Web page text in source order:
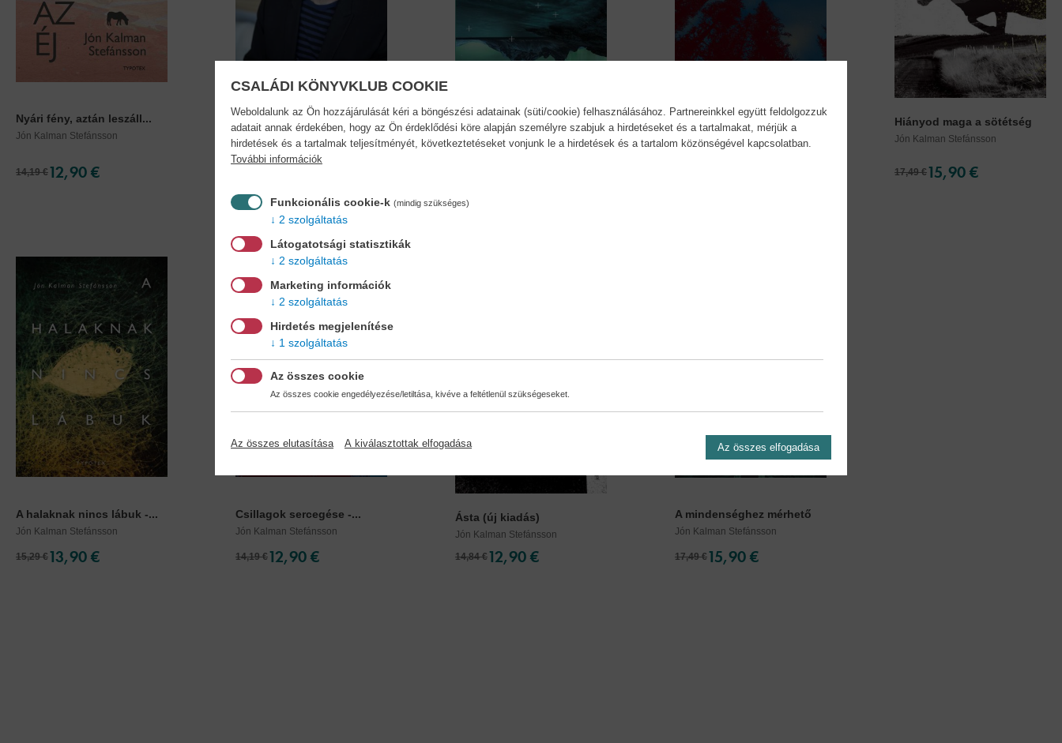
Nyári fény, aztán leszáll...
Jón Kalman Stefánsson
14,19 €12,90 €
Árkok az esőben
Gondolatok a
mamutfenyőkről...
Jón Kalman Stefánsson
Csillagok sercegése -...
Jón Kalman Stefánsson
Hiányod maga a sötétség
Jón Kalman Stefánsson
17,49 €15,90 €
A halaknak nincs lábuk -...
Jón Kalman Stefánsson
15,29 €13,90 €
Csillagok sercegése -...
Jón Kalman Stefánsson
14,19 €12,90 €
Ásta (új kiadás)
Jón Kalman Stefánsson
14,84 €12,90 €
A mindenséghez mérhető
Jón Kalman Stefánsson
17,49 €15,90 €
CSALÁDI KÖNYVKLUB COOKIE
Weboldalunk az Ön hozzájárulását kéri a böngészési adatainak (süti/cookie) felhasználásához. Partnereinkkel együtt feldolgozzuk
adatait annak érdekében, hogy az Ön érdeklődési köre alapján személyre szabjuk a hirdetéseket és a tartalmakat, mérjük a
hirdetések és a tartalmak teljesítményét, következtetéseket vonjunk le a hirdetések és a tartalom közönségével kapcsolatban.
További információk
Funkcionális cookie-k (mindig szükséges)
2 szolgáltatás
Látogatotsági statisztikák
2 szolgáltatás
Marketing információk
2 szolgáltatás
Hirdetés megjelenítése
1 szolgáltatás
Az összes cookie
Az összes cookie engedélyezése/letiltása, kivéve a feltétlenül szükségeseket.
Az összes elutasítása A kiválasztottak elfogadása Az összes elfogadása